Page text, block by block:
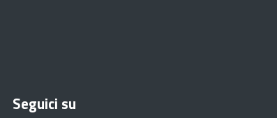
Seguici su